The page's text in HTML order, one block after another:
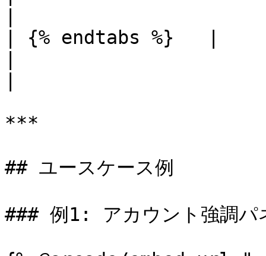
| {% endtabs %}   |
***
## ユースケース例
### 例1: アカウント強調パ